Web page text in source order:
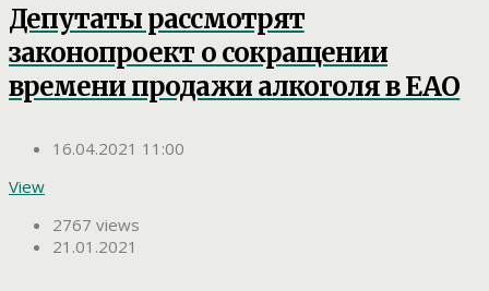
Депутаты рассмотрят
законопроект о сокращении
времени продажи алкоголя в ЕАО
16.04.2021 11:00
View
2767 views
21.01.2021